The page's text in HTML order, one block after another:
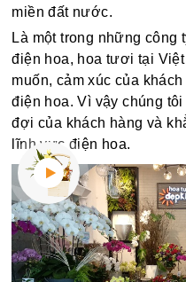
miền đất nước.
Là một trong những công
điện hoa, hoa tươi tại
muốn, cảm xúc của
điện hoa. Vì vậy chúng
đợi của khách hàng và
lĩnh vực điện hoa.